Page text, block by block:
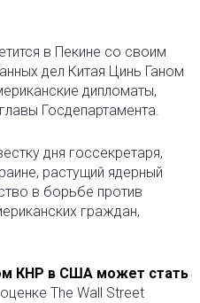
в Пекине со своим
дел Китая Цинь Ганом
дипломаты,
Госдепартамента.
дня госсекретаря,
растущий ядерный
в борьбе против
граждан,
КНР в США может стать
The Wall Street